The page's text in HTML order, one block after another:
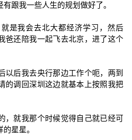
跟我一些人生的规划做好了。
是我会去北大都经济学习，然后
爸还陪我一起飞去北京，进了这个
以后我去央行那边工作个呃，两到
的调回深圳这边就基本上按照我把
，就我那个时候觉得自己就已经可
星星。